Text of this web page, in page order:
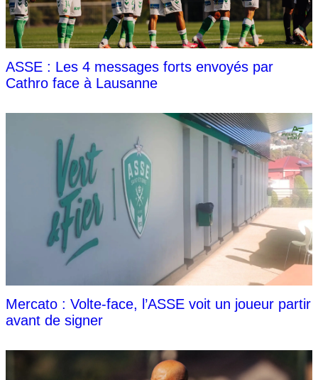
ASSE : Les 4 messages forts envoyés par
Cathro face à Lausanne
Mercato : Volte-face, l’ASSE voit un joueur partir
avant de signer